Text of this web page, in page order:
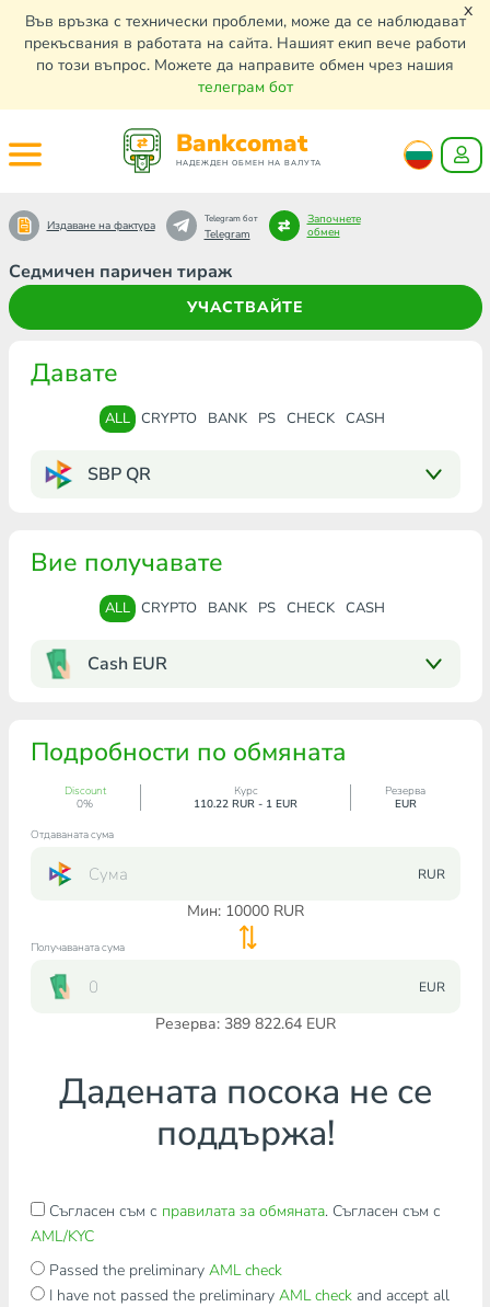
Във връзка с технически проблеми, може да се наблюдават
прекъсвания в работата на сайта. Нашият екип вече работи
по този въпрос. Можете да направите обмен чрез нашия
телеграм бот
x
Bankcomat
НАДЕЖДЕН ОБМЕН НА ВАЛУТА
Седмичен паричен тираж
УЧАСТВАЙТЕ
Издаване на фактура Telegram бот
Telegram
Започнете
обмен
Давате
ALL CRYPTO BANK PS CHECK CASH
SBP QR
Вие получавате
ALL CRYPTO BANK PS CHECK CASH
Cash EUR
Подробности по обмяната
Discount
0%
Курс
110.22 RUR - 1 EUR
Резерва
EUR
Отдаваната сума
RUR
Мин: 10000RUR
Получаваната сума
EUR
Резерва: 389 822.64 EUR
Дадената посока не се
поддържа!
Съгласен съм с правилата за обмяната. Съгласен съм с
AML/KYC
Passed the preliminary AML check
I have not passed the preliminary AML checkand accept all